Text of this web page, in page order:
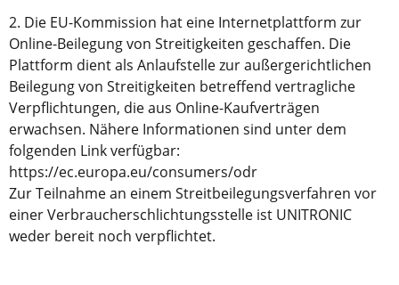
2. Die EU-Kommission hat eine Internetplattform zur
Online-Beilegung von Streitigkeiten geschaffen. Die
Plattform dient als Anlaufstelle zur außergerichtlichen
Beilegung von Streitigkeiten betreffend vertragliche
Verpflichtungen, die aus Online-Kaufverträgen
erwachsen. Nähere Informationen sind unter dem
folgenden Link verfügbar:
https://ec.europa.eu/consumers/odr
Zur Teilnahme an einem Streitbeilegungsverfahren vor
einer Verbraucherschlichtungsstelle ist UNITRONIC
weder bereit noch verpflichtet.